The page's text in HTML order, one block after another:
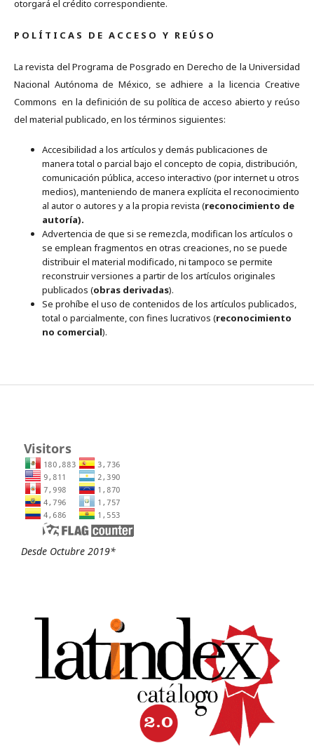
otorgará el crédito correspondiente.
P O L Í T I C A S D E A C C E S O Y R E Ú S O
La revista del Programa de Posgrado en Derecho de la Universidad
Nacional Autónoma de México, se adhiere a la licencia Creative
Commons en la definición de su política de acceso abierto y reúso
del material publicado, en los términos siguientes:
Accesibilidad a los artículos y demás publicaciones de
manera total o parcial bajo el concepto de copia, distribución,
comunicación pública, acceso interactivo (por internet u otros
medios), manteniendo de manera explícita el reconocimiento
al autor o autores y a la propia revista (reconocimiento de
autoría).
Advertencia de que si se remezcla, modifican los artículos o
se emplean fragmentos en otras creaciones, no se puede
distribuir el material modificado, ni tampoco se permite
reconstruir versiones a partir de los artículos originales
publicados (obras derivadas).
Se prohíbe el uso de contenidos de los artículos publicados,
total o parcialmente, con fines lucrativos (reconocimiento
no comercial).
Desde Octubre 2019*